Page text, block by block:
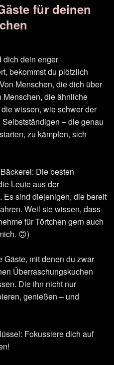
für deinen
dich dein enger
bekommst du plötzlich
Menschen, die dich über
Menschen, die ähnliche
wissen, wie schwer der
– die genau
zu kämpfen, sich
Die besten
Leute aus der
Es sind diejenigen, die bereit
Weil sie wissen, dass
für Törtchen gern auch
🙃)
mit denen du zwar
Überraschungskuchen
Die ihn nicht nur
genießen – und
Fokussiere dich auf